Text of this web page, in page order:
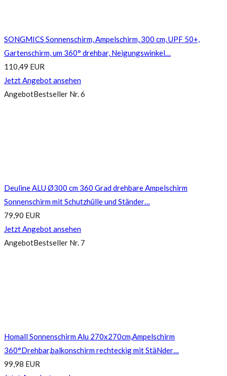
SONGMICS Sonnenschirm, Ampelschirm, 300 cm, UPF 50+,
Gartenschirm, um 360° drehbar, Neigungswinkel…
110,49 EUR
Jetzt Angebot ansehen
AngebotBestseller Nr. 6
Deuline ALU Ø300 cm 360 Grad drehbare Ampelschirm
Sonnenschirm mit Schutzhülle und Ständer…
79,90 EUR
Jetzt Angebot ansehen
AngebotBestseller Nr. 7
Homall Sonnenschirm Alu 270x270cm,Ampelschirm
360°Drehbar,balkonschirm rechteckig mit StäNder…
99,98 EUR